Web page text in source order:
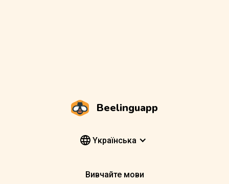
Beelinguapp
Yкраїнська
Вивчайте мови